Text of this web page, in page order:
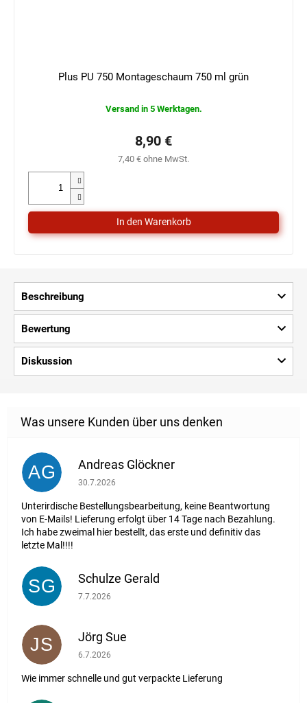
Plus PU 750 Montageschaum 750 ml grün
Versand in 5 Werktagen.
7,40 € ohne MwSt.
8,90 €
Beschreibung
Bewertung
Diskussion
AG Andreas Glöckner
Die Shop-Bewertung beträgt 1 von 5 Sternen.
30.7.2026
Unterirdische Bestellungsbearbeitung, keine Beantwortung
von E-Mails! Lieferung erfolgt über 14 Tage nach Bezahlung.
Ich habe zweimal hier bestellt, das erste und definitiv das
letzte Mal!!!!
SG Schulze Gerald
Die Shop-Bewertung beträgt 5 von 5 Sternen.
7.7.2026
JS Jörg Sue
Die Shop-Bewertung beträgt 5 von 5 Sternen.
6.7.2026
Wie immer schnelle und gut verpackte Lieferung